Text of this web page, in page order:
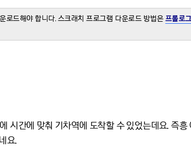
로드해야 합니다. 스크래치 프로그램 다운로드 방법은 프롤로
시간에 맞춰 기차역에 도착할 수 있었는데요. 즉
요.